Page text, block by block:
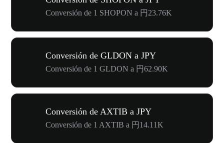
Conversión de 1 SHOPON a 円23.76K
Conversión de GLDON a JPY
Conversión de 1 GLDON a 円62.90K
Conversión de AXTIB a JPY
Conversión de 1 AXTIB a 円14.11K